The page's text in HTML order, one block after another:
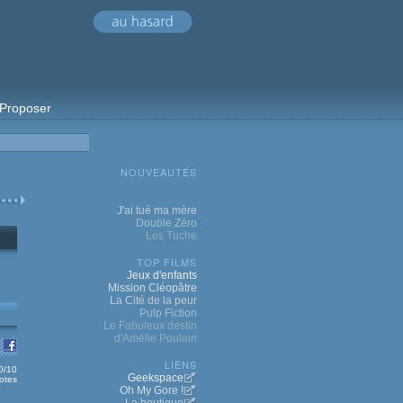
Proposer
10
NOUVEAUTÉS
J'ai tué ma mère
Double Zéro
Les Tuche
TOP FILMS
Jeux d'enfants
Mission Cléopâtre
La Cité de la peur
Pulp Fiction
Le Fabuleux destin
d'Amélie Poulain
LIENS
Geekspace
Oh My Gore !